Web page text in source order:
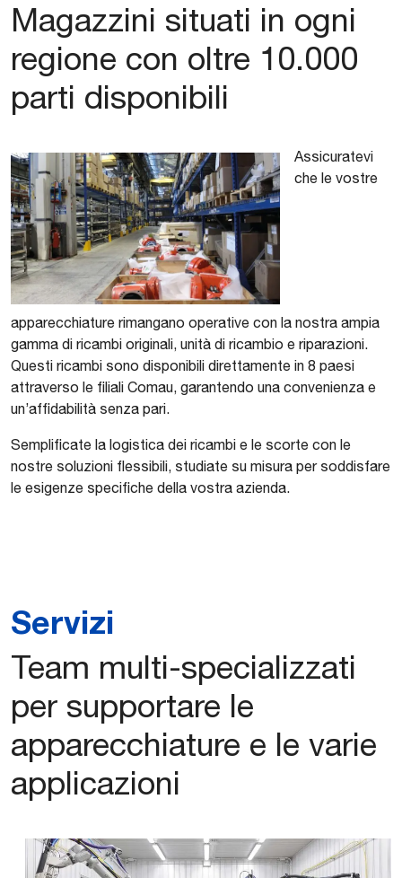
Magazzini situati in ogni
regione con oltre 10.000
parti disponibili
Assicuratevi
che le vostre
apparecchiature rimangano operative con la nostra ampia
gamma di ricambi originali, unità di ricambio e riparazioni.
Questi ricambi sono disponibili direttamente in 8 paesi
attraverso le filiali Comau, garantendo una convenienza e
un’affidabilità senza pari.
Semplificate la logistica dei ricambi e le scorte con le
nostre soluzioni flessibili, studiate su misura per soddisfare
le esigenze specifiche della vostra azienda.
Servizi
Team multi-specializzati
per supportare le
apparecchiature e le varie
applicazioni